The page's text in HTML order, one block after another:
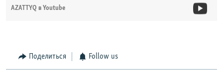
AZATTYQ в Youtube
Поделиться Follow us